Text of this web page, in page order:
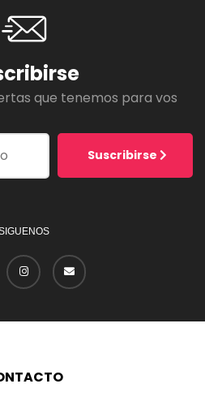
que tenemos para vos
Suscribirse